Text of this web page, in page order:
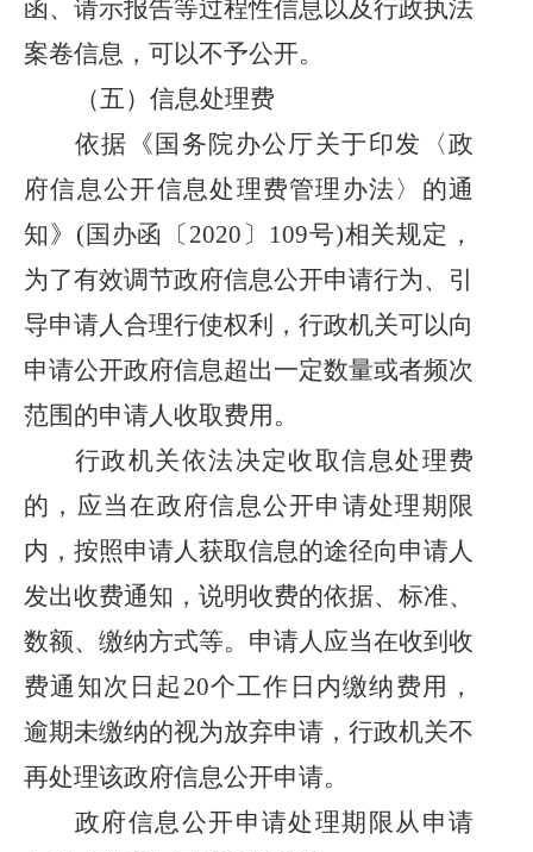
函、请示报告等过程性信息以及行政执法
案卷信息，可以不予公开。
（五）信息处理费
依据《国务院办公厅关于印发〈政
府信息公开信息处理费管理办法〉的通
知》 (国办函〔2020〕109号)相关规定，
为了有效调节政府信息公开申请行为、引
导申请人合理行使权利，行政机关可以向
申请公开政府信息超出一定数量或者频次
范围的申请人收取费用。
行政机关依法决定收取信息处理费
的，应当在政府信息公开申请处理期限
内，按照申请人获取信息的途径向申请人
发出收费通知，说明收费的依据、标准、
数额、缴纳方式等。申请人应当在收到收
费通知次日起 20个工作日内缴纳费用，
逾期未缴纳的视为放弃申请，行政机关不
再处理该政府信息公开申请。
政府信息公开申请处理期限从申请